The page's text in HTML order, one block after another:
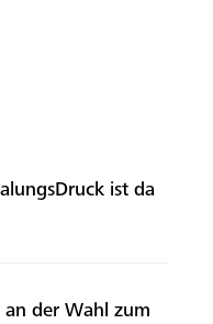
ist da
der Wahl zum